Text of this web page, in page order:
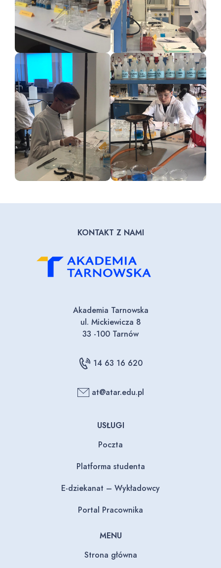
KONTAKT Z NAMI
Akademia Tarnowska
ul. Mickiewicza 8
33 -100 Tarnów
14 63 16 620
at@atar.edu.pl
USŁUGI
Poczta
Platforma studenta
E-dziekanat – Wykładowcy
Portal Pracownika
MENU
Strona główna